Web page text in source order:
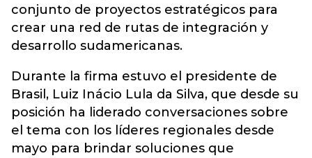
conjunto de proyectos estratégicos para
crear una red de rutas de integración y
desarrollo sudamericanas.
Durante la firma estuvo el presidente de
Brasil, Luiz Inácio Lula da Silva, que desde su
posición ha liderado conversaciones sobre
el tema con los líderes regionales desde
mayo para brindar soluciones que